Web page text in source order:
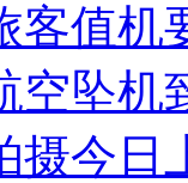
客值机
空坠机
摄今日